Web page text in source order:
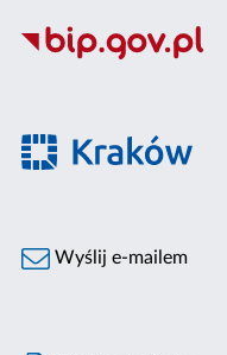
Wyślij e-mailem